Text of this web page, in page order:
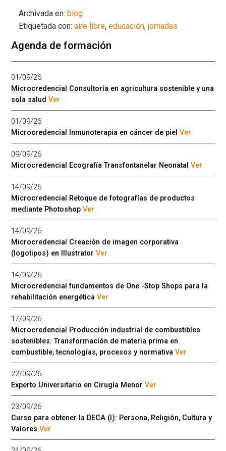
Archivada en:blog
Etiquetada con:aire libre,educación,jornadas
Agenda de formación
01/09/26
Microcredencial Consultoría en agricultura sostenible y una
sola saludVer
01/09/26
Microcredencial Inmunoterapia en cáncer de pielVer
09/09/26
Microcredencial Ecografía Transfontanelar NeonatalVer
14/09/26
Microcredencial Retoque de fotografías de productos
mediante PhotoshopVer
14/09/26
Microcredencial Creación de imagen corporativa
(logotipos) en IllustratorVer
14/09/26
Microcredencial fundamentos de One -Stop Shops para la
rehabilitación energéticaVer
17/09/26
Microcredencial Producción industrial de combustibles
sostenibles: Transformación de materia prima en
combustible, tecnologías, procesos y normativaVer
22/09/26
Experto Universitario en Cirugía MenorVer
23/09/26
Curso para obtener la DECA (I): Persona, Religión, Cultura y
ValoresVer